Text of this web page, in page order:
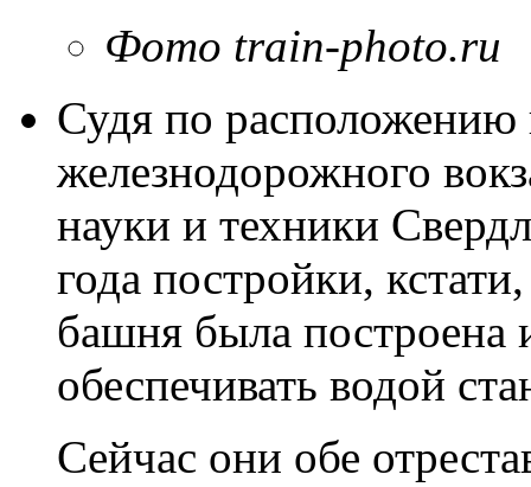
Фото train-photo.ru
Судя по расположению
железнодорожного
науки и техники
года постройки,
башня была построена
обеспечивать водой
Сейчас они обе